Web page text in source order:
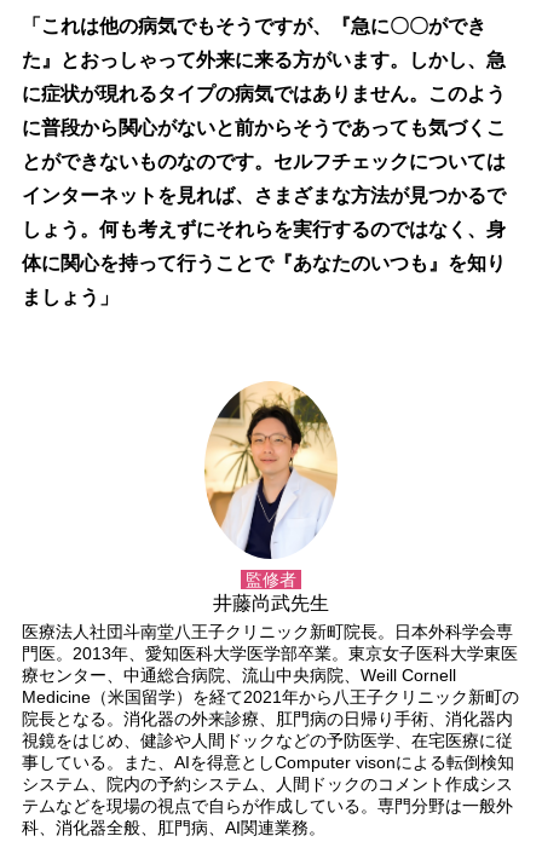
「これは他の病気でもそうですが、『急に〇〇ができ
た』とおっしゃって外来に来る方がいます。しかし、急
に症状が現れるタイプの病気ではありません。このよう
に普段から関心がないと前からそうであっても気づくこ
とができないものなのです。セルフチェックについては
インターネットを見れば、さまざまな方法が見つかるで
しょう。何も考えずにそれらを実行するのではなく、身
体に関心を持って行うことで『あなたのいつも』を知り
ましょう」
監修者
井藤尚武先生
医療法人社団斗南堂八王子クリニック新町院長。日本外科学会専
門医。2013年、愛知医科大学医学部卒業。東京女子医科大学東医
療センター、中通総合病院、流山中央病院、Weill Cornell
Medicine（米国留学）を経て2021年から八王子クリニック新町の
院長となる。消化器の外来診療、肛門病の日帰り手術、消化器内
視鏡をはじめ、健診や人間ドックなどの予防医学、在宅医療に従
事している。また、AIを得意としComputer visonによる転倒検知
システム、院内の予約システム、人間ドックのコメント作成シス
テムなどを現場の視点で自らが作成している。専門分野は一般外
科、消化器全般、肛門病、AI関連業務。